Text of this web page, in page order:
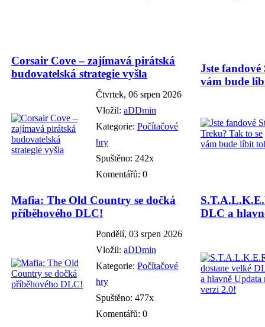
Corsair Cove – zajímavá pirátská
budovatelská strategie vyšla
Čtvrtek, 06 srpen 2026
Vložil: aDDmin
Kategorie: Počítačové
hry
Spuštěno: 242x
Komentářů: 0
Jste
vám bude
Mafia: The Old Country se dočká
příběhového DLC!
Pondělí, 03 srpen 2026
Vložil: aDDmin
Kategorie: Počítačové
hry
Spuštěno: 477x
Komentářů: 0
DLC a